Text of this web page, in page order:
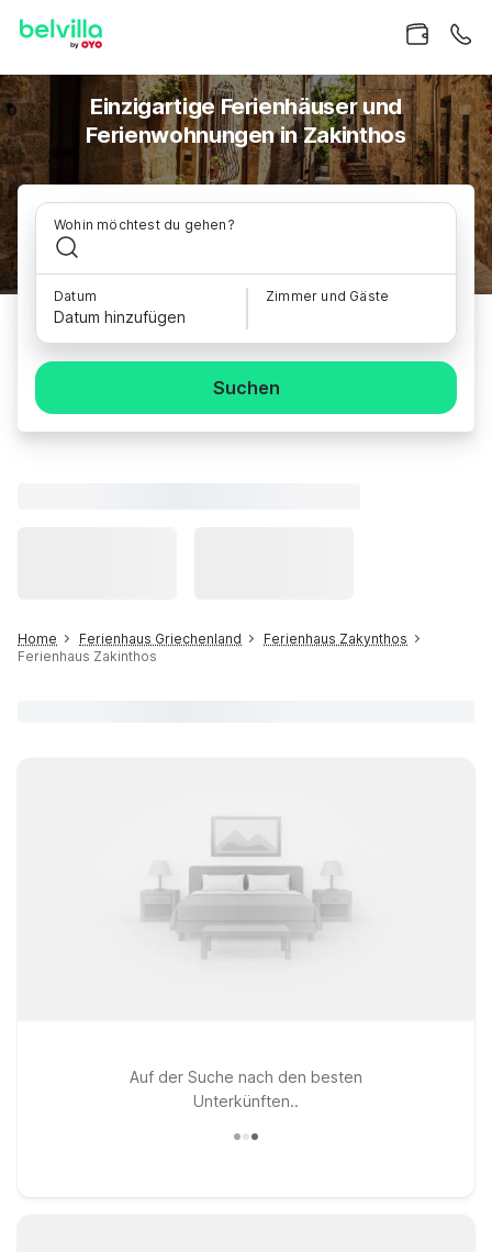
Einzigartige Ferienhäuser und
Ferienwohnungen in Zakinthos
Wohin möchtest du gehen?
Datum
Datum hinzufügen
Zimmer und Gäste
Suchen
Home Ferienhaus Griechenland
Ferienhaus Zakynthos
Ferienhaus Zakinthos
Auf der Suche nach den besten
Unterkünften..